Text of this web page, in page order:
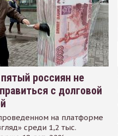
россиян не
с долговой
на платформе
среди 1,2 тыс.